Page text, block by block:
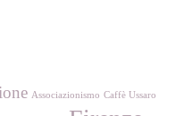
Associazionismo Caffè Ussaro